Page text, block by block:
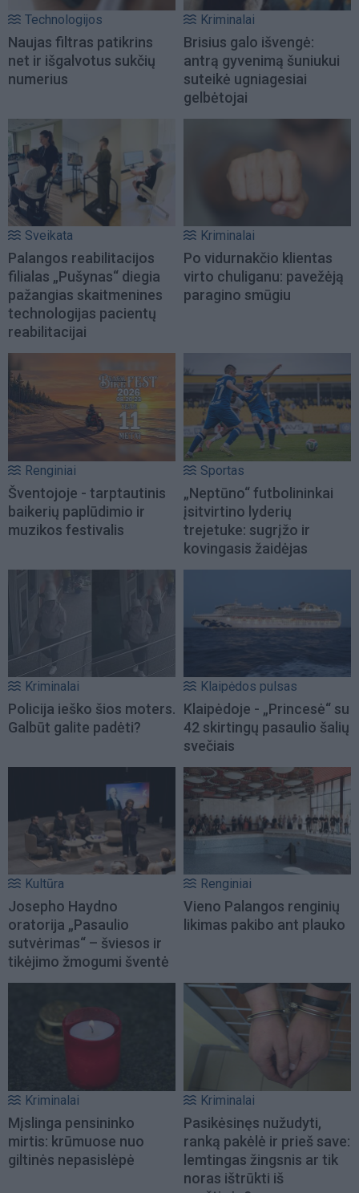
Technologijos
Naujas filtras patikrins
net ir išgalvotus sukčių
numerius
Kriminalai
Brisius galo išvengė:
antrą gyvenimą šuniukui
suteikė ugniagesiai
gelbėtojai
Sveikata
Palangos reabilitacijos
filialas „Pušynas“ diegia
pažangias skaitmenines
technologijas pacientų
reabilitacijai
Kriminalai
Po vidurnakčio klientas
virto chuliganu: pavežėją
paragino smūgiu
Renginiai
Šventojoje - tarptautinis
baikerių paplūdimio ir
muzikos festivalis
Sportas
„Neptūno“ futbolininkai
įsitvirtino lyderių
trejetuke: sugrįžo ir
kovingasis žaidėjas
Kriminalai
Policija ieško šios moters.
Galbūt galite padėti?
Klaipėdos pulsas
Klaipėdoje - „Princesė“ su
42 skirtingų pasaulio šalių
svečiais
Kultūra
Josepho Haydno
oratorija „Pasaulio
sutvėrimas“ – šviesos ir
tikėjimo žmogumi šventė
Renginiai
Vieno Palangos renginių
likimas pakibo ant plauko
Kriminalai
Mįslinga pensininko
mirtis: krūmuose nuo
giltinės nepasislėpė
Kriminalai
Pasikėsinęs nužudyti,
ranką pakėlė ir prieš save:
lemtingas žingsnis ar tik
noras ištrūkti iš